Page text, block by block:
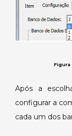
Figura
Após a
configurar a
cada um dos